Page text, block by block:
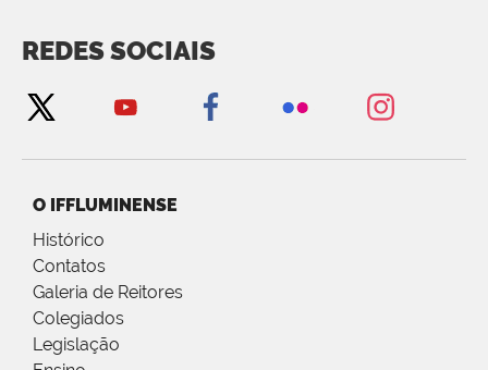
REDES SOCIAIS
O IFFLUMINENSE
Histórico
Contatos
Galeria de Reitores
Colegiados
Legislação